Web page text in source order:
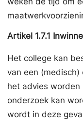
Artikel 1.7.1
Het college kan
van een
het advies
onderzoek kan
wordt in deze